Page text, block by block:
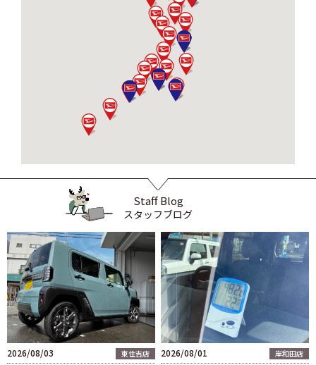
Staff Blog
スタッフブログ
2026/08/03 東住吉店 2026/08/01 岸和田店